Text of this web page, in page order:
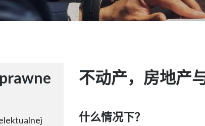
不动产，房地产
什么情况下？